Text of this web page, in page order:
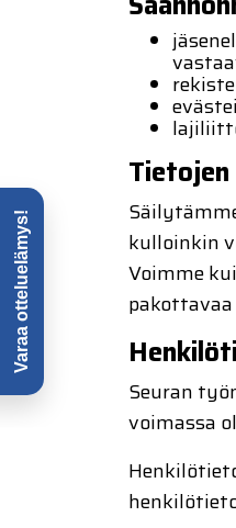
kulloinkin
Voimme
Seuran
voimassa